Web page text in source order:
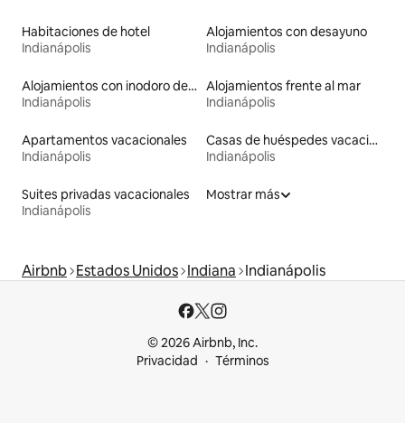
Habitaciones de hotel
Indianápolis
Alojamientos con desayuno
Indianápolis
Alojamientos con inodoro de altura accesible
Indianápolis
Alojamientos frente al mar
Indianápolis
Apartamentos vacacionales
Indianápolis
Casas de huéspedes vacacionales
Indianápolis
Suites privadas vacacionales
Indianápolis
Mostrar más
Airbnb Estados Unidos Indiana Indianápolis
© 2026 Airbnb, Inc.
Privacidad
Términos